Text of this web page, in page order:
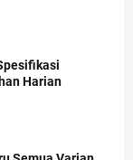
Harian